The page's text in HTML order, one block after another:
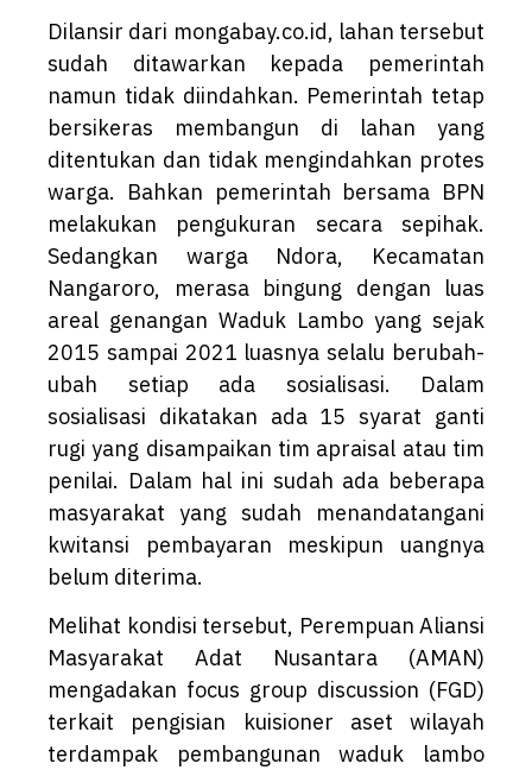
Dilansir dari mongabay.co.id, lahan tersebut
sudah ditawarkan kepada pemerintah
namun tidak diindahkan. Pemerintah tetap
bersikeras membangun di lahan yang
ditentukan dan tidak mengindahkan protes
warga. Bahkan pemerintah bersama BPN
melakukan pengukuran secara sepihak.
Sedangkan warga Ndora, Kecamatan
Nangaroro, merasa bingung dengan luas
areal genangan Waduk Lambo yang sejak
2015 sampai 2021 luasnya selalu berubah-
ubah setiap ada sosialisasi. Dalam
sosialisasi dikatakan ada 15 syarat ganti
rugi yang disampaikan tim apraisal atau tim
penilai. Dalam hal ini sudah ada beberapa
masyarakat yang sudah menandatangani
kwitansi pembayaran meskipun uangnya
belum diterima.
Melihat kondisi tersebut, Perempuan Aliansi
Masyarakat Adat Nusantara (AMAN)
mengadakan focus group discussion (FGD)
terkait pengisian kuisioner aset wilayah
terdampak pembangunan waduk lambo